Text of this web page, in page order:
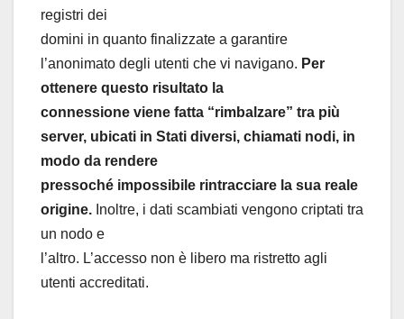
registri dei
domini in quanto finalizzate a garantire
l’anonimato degli utenti che vi navigano. Per
ottenere questo risultato la
connessione viene fatta “rimbalzare” tra più
server, ubicati in Stati diversi, chiamati nodi, in
modo da rendere
pressoché impossibile rintracciare la sua reale
origine. Inoltre, i dati scambiati vengono criptati tra
un nodo e
l’altro. L’accesso non è libero ma ristretto agli
utenti accreditati.